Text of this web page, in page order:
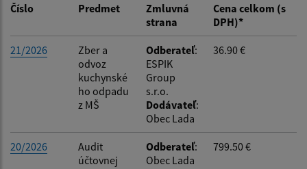
Dátum od:
Suma od:
Číslo
Predmet
Zmluvná
strana
Cena celkom (s
DPH)*
21/2026
Zber a
odvoz
kuchynské
ho odpadu
z MŠ
Odberateľ:
ESPIK
Group
s.r.o.
Dodávateľ:
Obec Lada
36.90 €
20/2026
Audit
účtovnej
Odberateľ:
Obec Lada
799.50 €